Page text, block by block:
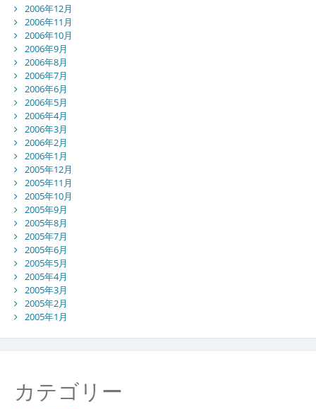
2006年12月
2006年11月
2006年10月
2006年9月
2006年8月
2006年7月
2006年6月
2006年5月
2006年4月
2006年3月
2006年2月
2006年1月
2005年12月
2005年11月
2005年10月
2005年9月
2005年8月
2005年7月
2005年6月
2005年5月
2005年4月
2005年3月
2005年2月
2005年1月
カテゴリー